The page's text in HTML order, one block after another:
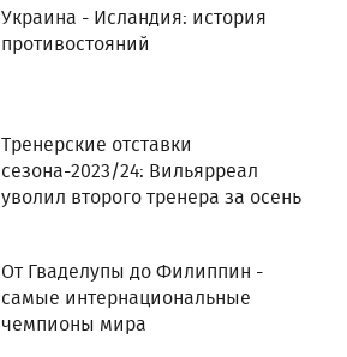
Украина - Исландия: история
противостояний
Тренерские отставки
сезона-2023/24: Вильярреал
уволил второго тренера за осень
От Гваделупы до Филиппин -
самые интернациональные
чемпионы мира